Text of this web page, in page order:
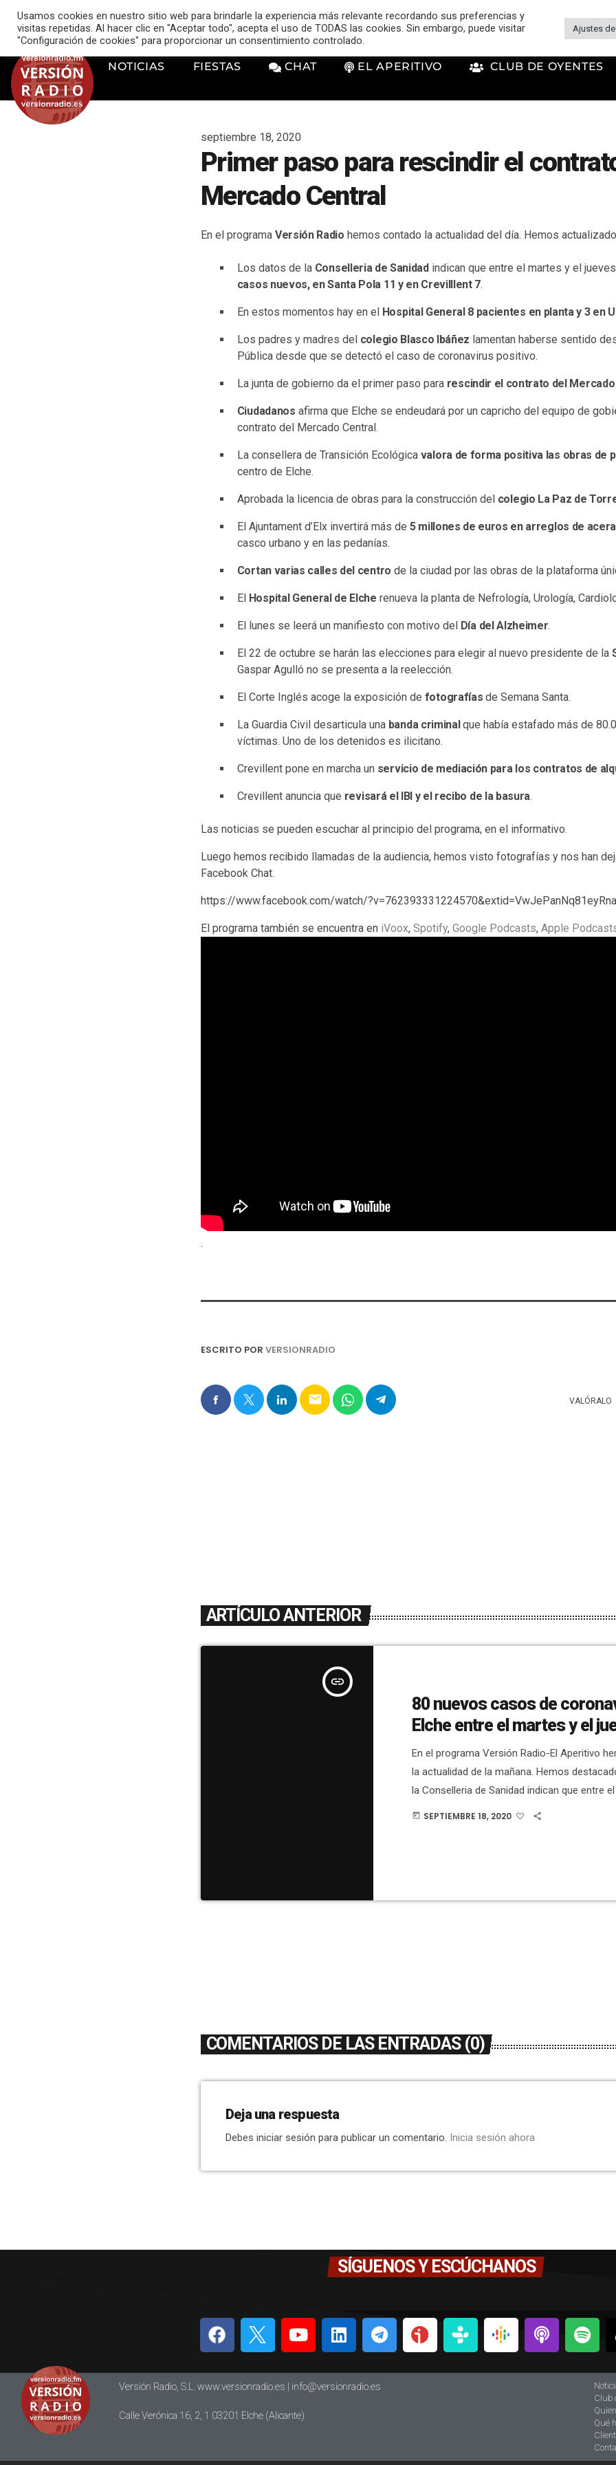
music_note VERSIÓN RADIO
NOTICIAS FIESTAS CHAT EL APERITIVO CLUB DE OYENTES
septiembre 18, 2020
Primer paso para rescindir el
Mercado Central
En el programa Versión Radio hemos contado la actualidad del día. Hemos
Los datos de la Conselleria de Sanidadindican que entre el martes y el
casos nuevos, en Santa Pola 11 y en Crevilllent 7.
En estos momentos hay en el Hospital General 8 pacientes en planta y 3 en
Los padres y madres del colegio Blasco Ibáñez lamentan haberse sentido
Pública desde que se detectó el caso de coronavirus positivo.
La junta de gobierno da el primer paso para rescindir el contrato del
Ciudadanos afirma que Elche se endeudará por un capricho del equipo de
contrato del Mercado Central.
La consellera de Transición Ecológica valora de forma positiva las obras de
centro de Elche.
Aprobada la licencia de obras para la construcción del colegio La Paz de
El Ajuntament d’Elx invertirá más de 5 millones de euros en arreglos de
casco urbano y en las pedanías.
Cortan varias calles del centro de la ciudad por las obras de la plataforma
El Hospital General de Elche renueva la planta de Nefrología, Urología,
El lunes se leerá un manifiesto con motivo del Día del Alzheimer.
El 22 de octubre se harán las elecciones para elegir al nuevo presidente de la
Gaspar Agulló no se presenta a la reelección.
El Corte Inglés acoge la exposición de fotografías de Semana Santa.
La Guardia Civil desarticula una banda criminalque había estafado más de
víctimas. Uno de los detenidos es ilicitano.
Crevillent pone en marcha un servicio de mediación para los contratos de
Crevillent anuncia que revisará el IBI y el recibo de la basura.
Las noticias se pueden escuchar al principio del programa, en el informativo.
Luego hemos recibido llamadas de la audiencia, hemos visto fotografías y nos han
Facebook Chat.
https://www.facebook.com/watch/?v=762393331224570&extid=VwJePanNq81eyRna
El programa también se encuentra en iVoox, Spotify, Google Podcasts, Apple
.
ESCRITO POR VERSIONRADIO
email VALÓRALO
ARTÍCULO ANTERIOR
insert_link
80 nuevos casos de
Elche entre el martes y el
En el programa Versión Radio-El Aperitivo
la actualidad de la mañana. Hemos
la Conselleria de Sanidad indican que entre
jueves se han detectado 80 casos nuevos,
today SEPTIEMBRE 18, 2020
COMENTARIOS DE LAS ENTRADAS (0)
Deja una respuesta
Debes iniciar sesión para publicar un comentario. Inicia sesión ahora
SÍGUENOS Y ESCÚCHANOS
Versión Radio, S.L. www.versionradio.es | info@versionradio.es
Calle Verónica 16, 2, 1 03201 Elche (Alicante)
Club
Qué
Usamos cookies en nuestro sitio web para brindarle la experiencia más relevante recordando sus preferencias y
visitas repetidas. Al hacer clic en "Aceptar todo", acepta el uso de TODAS las cookies. Sin embargo, puede visitar
"Configuración de cookies" para proporcionar un consentimiento controlado.
Ajustes